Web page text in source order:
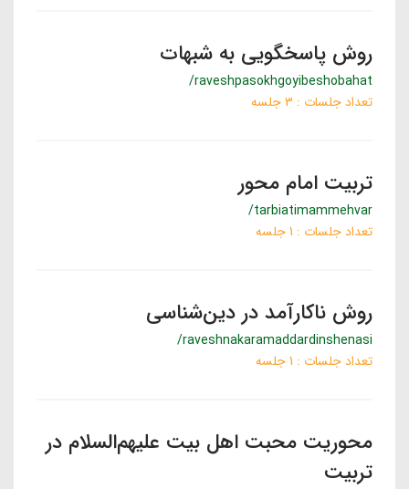
روش پاسخگویی به شبهات
/raveshpasokhgoyibeshobahat
تعداد جلسات : 3 جلسه
تربیت امام محور
/tarbiatimammehvar
تعداد جلسات : 1 جلسه
روش ناکارآمد در دین‌شناسی
/raveshnakaramaddardinshenasi
تعداد جلسات : 1 جلسه
محوریت محبت اهل بیت علیهم‌السلام در
تربیت